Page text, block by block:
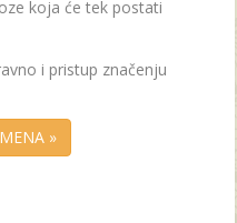
koja će tek postati
i pristup značenju
»